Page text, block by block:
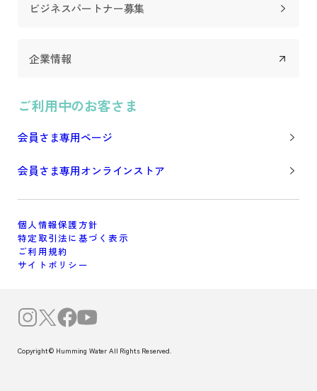
ビジネスパートナー募集
企業情報
ご利用中のお客さま
会員さま専用ページ
会員さま専用オンラインストア
個人情報保護方針
特定取引法に基づく表示
ご利用規約
サイトポリシー
Copyright© Humming Water All Rights Reserved.